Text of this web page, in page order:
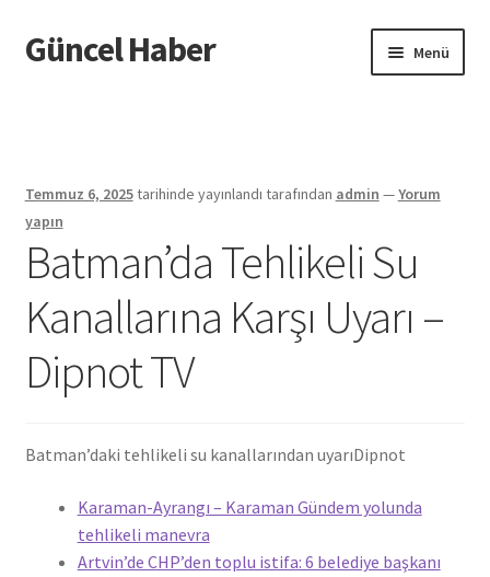
Dolaşıma
geç
İçeriğe
geç
Güncel Haber Menü
Temmuz 6, 2025tarihinde yayınlandı tarafından admin —Yorum
yapın
Batman’da Tehlikeli Su
Kanallarına Karşı Uyarı –
Dipnot TV
Batman’daki tehlikeli su kanallarından uyarıDipnot
Karaman-Ayrangı – Karaman Gündem yolunda
tehlikeli manevra
Artvin’de CHP’den toplu istifa: 6 belediye başkanı